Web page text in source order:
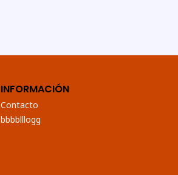
INFORMACIÓN
Contacto
bbbblllogg